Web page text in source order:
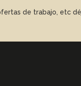
de trabajo, etc